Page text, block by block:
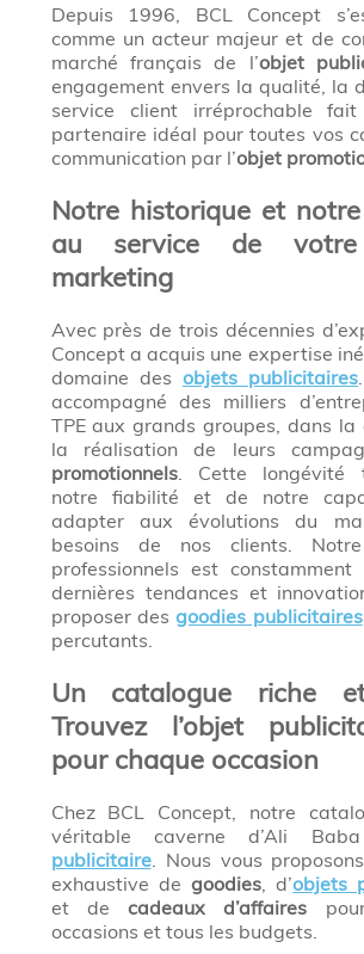
Depuis 1996, BCL Concept
comme un acteur majeur et de
marché français de l’objet
engagement envers la qualité, la
service client irréprochable
partenaire idéal pour toutes vos
communication par l’objet
Notre historique et
au service de votre
marketing
Avec près de trois décennies
Concept a acquis une expertise
domaine des objets publicitaires
accompagné des milliers
TPE aux grands groupes, dans la
la réalisation de leurs
promotionnels. Cette longévité
notre fiabilité et de notre
adapter aux évolutions du
besoins de nos clients.
professionnels est
dernières tendances et
proposer desgoodies publicitaires
percutants.
Un catalogue riche
Trouvez l’objet
pour chaque occasion
Chez BCL Concept, notre
véritable caverne d’Ali
publicitaire. Nous vous
exhaustive de goodies , d’objets
et decadeaux d’affaires
occasions et tous les budgets.